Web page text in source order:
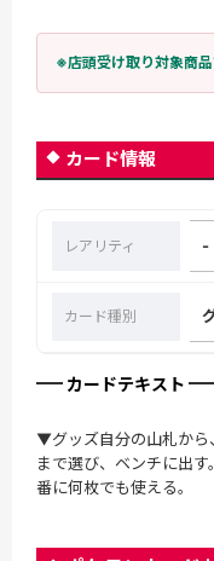
※店頭受け取り対象商品
カード情報
レアリティ -
カード種別
カードテキスト
▼グッズ自分の山札から
まで選び、ベンチに出
番に何枚でも使える。